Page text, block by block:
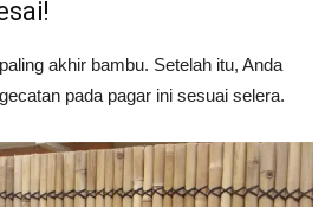
akhir bambu. Setelah itu, Anda
pada pagar ini sesuai selera.